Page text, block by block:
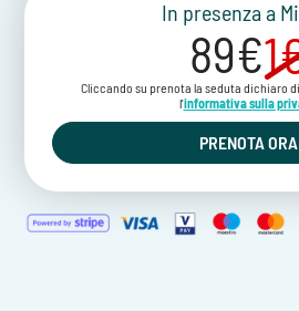
In presenza a
89€
Cliccando su prenota la seduta dichiaro
l'informativa sulla
PRENOTA ORA